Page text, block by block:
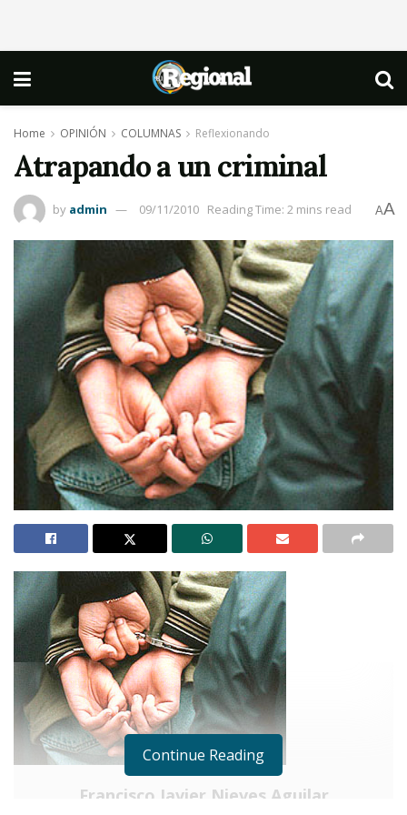
Home OPINIÓN COLUMNAS Reflexionando
Atrapando a un criminal
by admin 09/11/2010 Reading Time: 2 mins read AA
Francisco Javier Nieves Aguilar
Continue Reading